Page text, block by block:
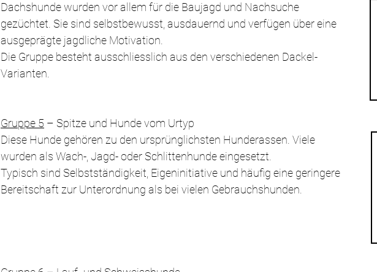
Dachshunde wurden vor allem für die Baujagd und Nachsuche
gezüchtet. Sie sind selbstbewusst, ausdauernd und verfügen über eine
ausgeprägte jagdliche Motivation.
Die Gruppe besteht ausschliesslich aus den verschiedenen Dackel-
Varianten.
Gruppe 5 – Spitze und Hunde vom Urtyp
Diese Hunde gehören zu den ursprünglichsten Hunderassen. Viele
wurden als Wach-, Jagd- oder Schlittenhunde eingesetzt.
Typisch sind Selbstständigkeit, Eigeninitiative und häufig eine geringere
Bereitschaft zur Unterordnung als bei vielen Gebrauchshunden.